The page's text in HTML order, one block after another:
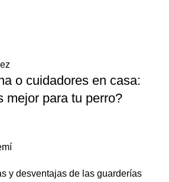
o cuidadores en casa:
mejor para tu perro?
y desventajas de las guarderías